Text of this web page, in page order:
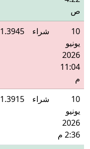
ص
10
يونيو
2026
11:04
م
شراء 1.3945
10
يونيو
2026
2:36 م
شراء 1.3915